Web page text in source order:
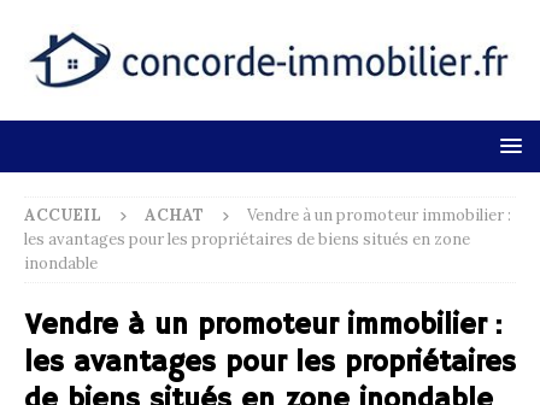
ACCUEIL ACHAT
Vendre à un promoteur immobilier :
les avantages pour les propriétaires de biens situés en zone
inondable
Vendre à un promoteur immobilier :
les avantages pour les propriétaires